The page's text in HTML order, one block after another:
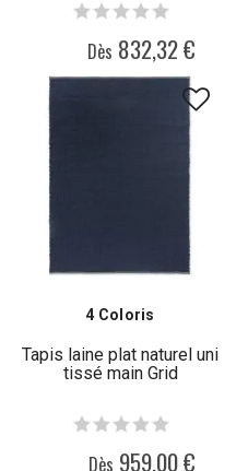
Dès 832,32 €
4 Coloris
Tapis laine plat naturel uni
tissé main Grid
Dès 959,00 €